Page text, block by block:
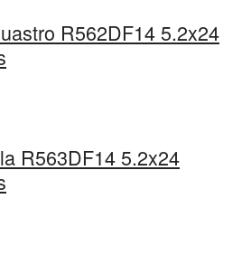
R562DF14 5.2x24
R563DF14 5.2x24